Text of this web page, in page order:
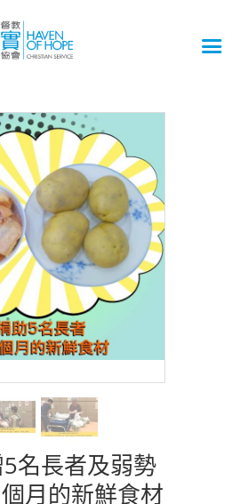
名長者及弱勢
月的新鮮食材